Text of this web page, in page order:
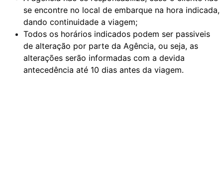
se encontre no local de embarque na hora indicada,
dando continuidade a viagem;
Todos os horários indicados podem ser passiveis
de alteração por parte da Agência, ou seja, as
alterações serão informadas com a devida
antecedência até 10 dias antes da viagem.